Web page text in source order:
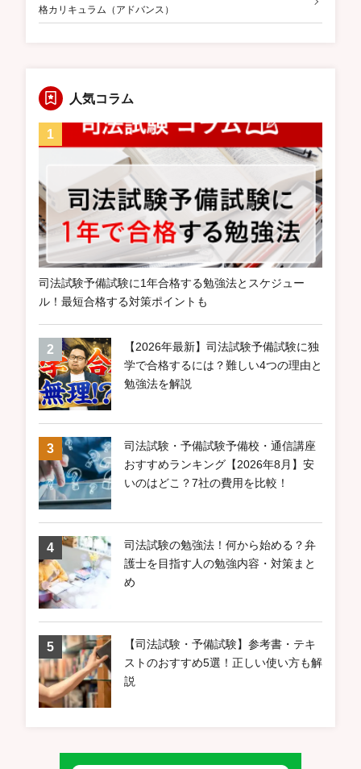
格カリキュラム（アドバンス）
人気コラム
司法試験予備試験に1年合格する勉強法とスケジュー
ル！最短合格する対策ポイントも
【2026年最新】司法試験予備試験に独
学で合格するには？難しい4つの理由と
勉強法を解説
司法試験・予備試験予備校・通信講座
おすすめランキング【2026年8月】安
いのはどこ？7社の費用を比較！
司法試験の勉強法！何から始める？弁
護士を目指す人の勉強内容・対策まと
め
【司法試験・予備試験】参考書・テキ
ストのおすすめ5選！正しい使い方も解
説